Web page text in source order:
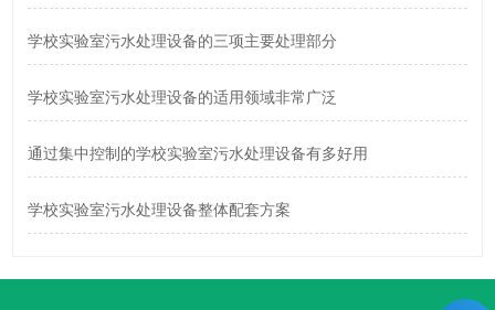
学校实验室污水处理设备的三项主要处理部分
学校实验室污水处理设备的适用领域非常广泛
通过集中控制的学校实验室污水处理设备有多好用
学校实验室污水处理设备整体配套方案